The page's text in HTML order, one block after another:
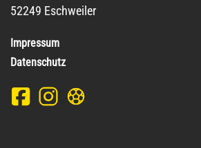
52249 Eschweiler
Impressum
Datenschutz